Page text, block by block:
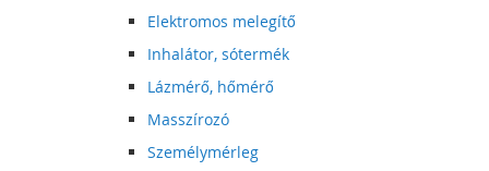
Elektromos melegítő
Inhalátor, sótermék
Lázmérő, hőmérő
Masszírozó
Személymérleg